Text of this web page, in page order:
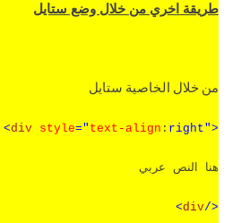
طريقة اخري من خلال وضع ستايل
من خلال الخاصية ستايل
<div style=" text-align : right">
هنا النص عربي
</
div
>